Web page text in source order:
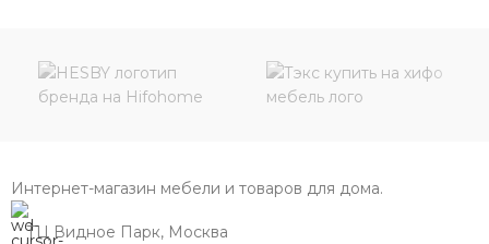
Интернет-магазин мебели и товаров для дома.
ТЦ Видное Парк, Москва